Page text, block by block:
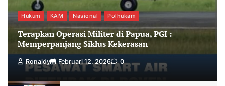
Hukum KAM Nasional Polhukam
Terapkan Operasi Militer di Papua, PGI :
Memperpanjang Siklus Kekerasan
Ronaldy Februari 12, 2026 0